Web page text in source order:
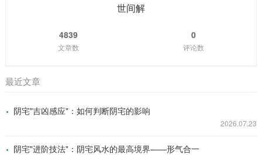
世间解
4839
文章数
0
评论数
最近文章
阴宅"吉凶感应"：如何判断阴宅的影响
2026.07.23
阴宅"进阶技法"：阴宅风水的最高境界——形气合一